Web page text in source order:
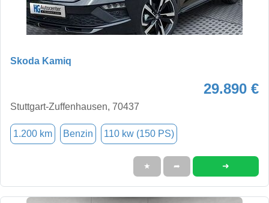
Skoda Kamiq
29.890 €
Stuttgart-Zuffenhausen, 70437
1.200 km Benzin 110 kw (150 PS)
★ ➦ ➜